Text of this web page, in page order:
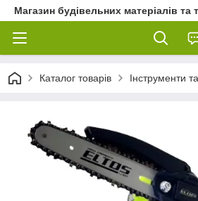
Магазин будівельних матеріалів та
Каталог товарів Інструменти